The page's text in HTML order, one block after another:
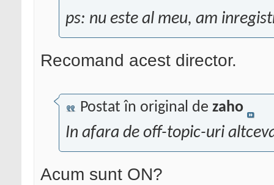
ps: nu este al meu, am
Recomand acest director.
Postat în original de zaho
In afara de off-topic-uri
Acum sunt ON?